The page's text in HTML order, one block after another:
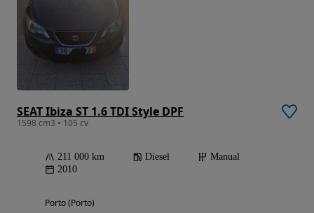
SEAT Ibiza ST 1.6 TDI Style DPF
1598 cm3 • 105 cv
211 000 km Diesel
Manual
2010
Porto (Porto)